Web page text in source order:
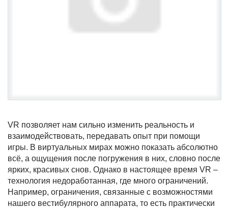
VR позволяет нам сильно изменить реальность и
взаимодействовать, передавать опыт при помощи
игры. В виртуальных мирах можно показать абсолютно
всё, а ощущения после погружения в них, словно после
ярких, красивых снов. Однако в настоящее время VR –
технология недоработанная, где много ограничений.
Например, ограничения, связанные с возможностями
нашего вестибулярного аппарата, то есть практически